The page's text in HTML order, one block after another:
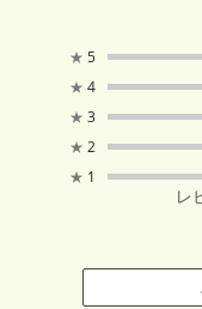
★ 5
★ 4
★ 3
★ 2
★ 1
レ